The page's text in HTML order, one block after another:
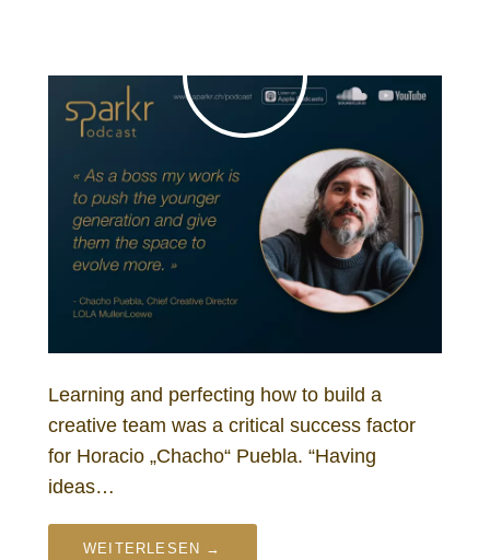
Learning and perfecting how to build a
creative team was a critical success factor
for Horacio „Chacho“ Puebla. “Having
ideas…
WEITERLESEN →